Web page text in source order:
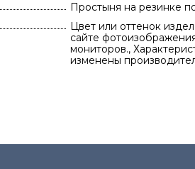
Простыня на резинке
Цвет или оттенок
сайте
мониторов.,
изменены